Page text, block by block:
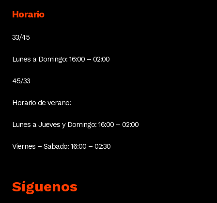
Horario
33/45
Lunes a Domingo: 16:00 – 02:00
45/33
Horario de verano:
Lunes a Jueves y Domingo: 16:00 – 02:00
Viernes – Sabado: 16:00 – 02:30
Síguenos